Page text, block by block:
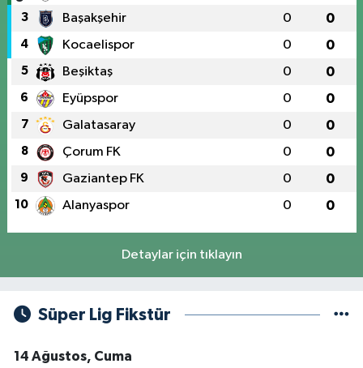
3 Başakşehir 0 0
4 Kocaelispor 0 0
5 Beşiktaş 0 0
6 Eyüpspor 0 0
7 Galatasaray 0 0
8 Çorum FK 0 0
9 Gaziantep FK 0 0
10 Alanyaspor 0 0
Detaylar için tıklayın
Süper Lig Fikstür
14 Ağustos, Cuma